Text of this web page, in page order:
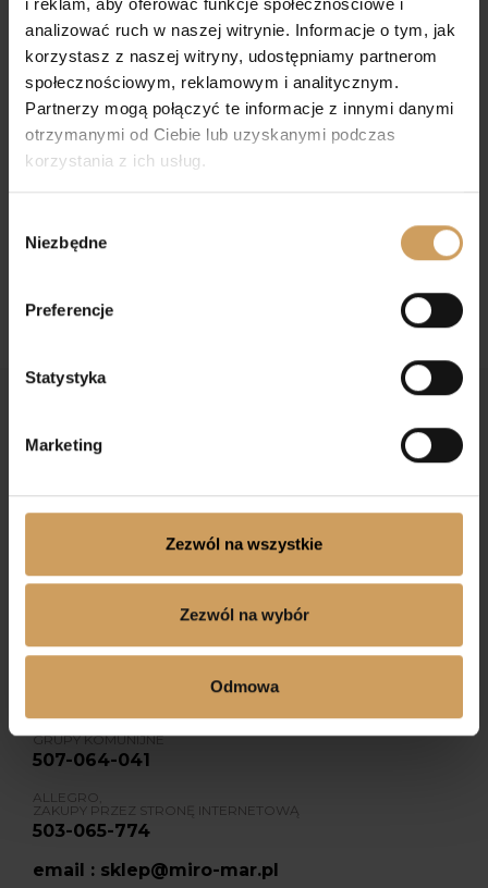
i reklam, aby oferować funkcje społecznościowe i
analizować ruch w naszej witrynie. Informacje o tym, jak
korzystasz z naszej witryny, udostępniamy partnerom
społecznościowym, reklamowym i analitycznym.
Partnerzy mogą połączyć te informacje z innymi danymi
otrzymanymi od Ciebie lub uzyskanymi podczas
korzystania z ich usług.
zgody
Niezbędne
Preferencje
Statystyka
Marketing
Zezwól na wszystkie
Zezwól na wybór
Odmowa
Ręczniczek liturgiczny Puryfikaterz
Dołącz do nas na Instagramie
GRUPY KOMUNIJNE
507-064-041
ALLEGRO,
ZAKUPY PRZEZ STRONĘ INTERNETOWĄ
503-065-774
email : sklep@miro-mar.pl